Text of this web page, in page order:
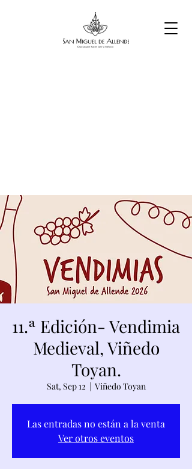
11.ª Edición- Vendimia
Medieval, Viñedo
Toyan.
Sat, Sep 12
  |
Viñedo Toyan
Las entradas no están a la venta
Ver otros eventos